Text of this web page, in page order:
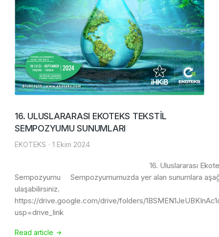
16. ULUSLARARASI EKOTEKS TEKSTİL
SEMPOZYUMU SUNUMLARI
EKOTEKS 1 Ekim 2024
16. Uluslararası Ekoteks
Sempozyumu Sempozyumumuzda yer alan sunumlara
ulaşabilirsiniz.
https://drive.google.com/drive/folders/
usp=drive_link
Read article